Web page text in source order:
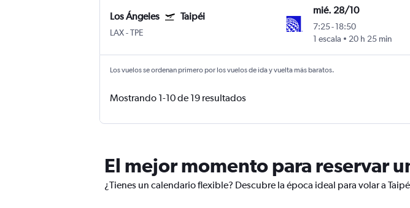
Los Ángeles Taipéi
LAX-TPE
mié. 28/10
7:25-18:50
1 escala
20 h 25 min
Los vuelos se ordenan primero por los vuelos de ida y vuelta más baratos.
Mostrando 1-10 de 19 resultados
El mejor momento para reservar
¿Tienes un calendario flexible? Descubre la época ideal para volar a